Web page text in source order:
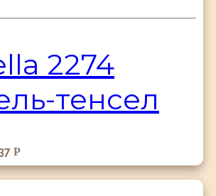
2274
тенсел
Р